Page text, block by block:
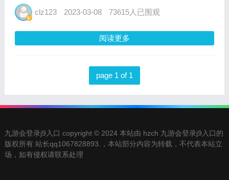
带动相关方实现高质量可持续发展，并获国际
数机...
clz123 2023-03-08 73615人已围观
阅读更多
page 1 of 1
九游会登录j9入口 copyright © 2024 本站由 hzch 九游会登录j9入口的
版权所有.站长qq1067828893.，本站部分内容为转载，不代表本站立
场，如有侵权请联系处理